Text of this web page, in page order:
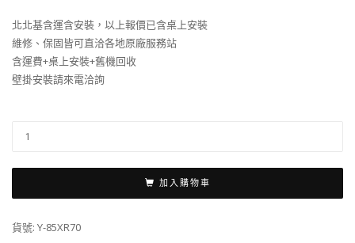
北北基含運含安裝，以上報價已含桌上安裝
維修、保固皆可直洽各地原廠服務站
含運費+桌上安裝+舊機回收
壁掛安裝請來電洽詢
加入購物車
貨號: Y-85XR70